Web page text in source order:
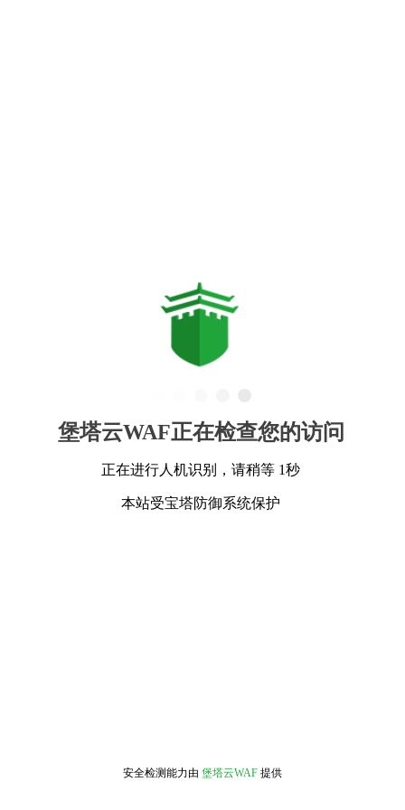
堡塔云WAF正在检查您的访问
正在进行人机识别，请稍等 1秒
本站受宝塔防御系统保护
安全检测能力由 堡塔云WAF 提供